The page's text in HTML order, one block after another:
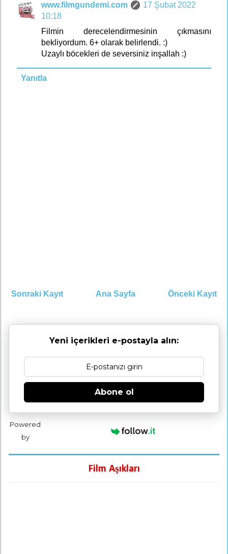
www.filmgundemi.com
17 Şubat 2022
10:18
Filmin derecelendirmesinin çıkmasını
bekliyordum. 6+ olarak belirlendi. :)
Uzaylı böcekleri de seversiniz inşallah :)
Yanıtla
Sonraki Kayıt Önceki Kayıt
Ana Sayfa
Yeni içerikleri e-postayla alın:
Abone ol
Powered
by
Film Aşıkları